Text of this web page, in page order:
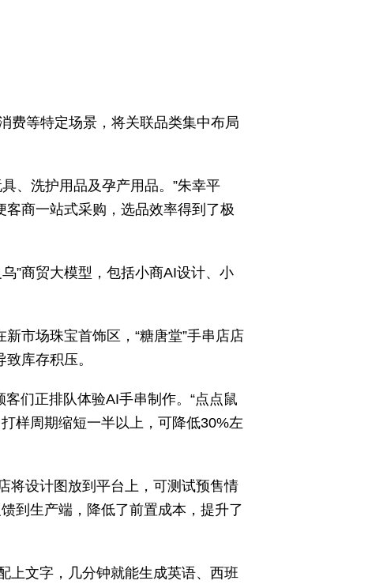
费等特定场景，将关联品类集中布局
、洗护用品及孕产用品。”朱幸平
客商一站式采购，选品效率得到了极
”商贸大模型，包括小商AI设计、小
市场珠宝首饰区，“糖唐堂”手串店店
库存积压。
们正排队体验AI手串制作。“点点鼠
样周期缩短一半以上，可降低30%左
将设计图放到平台上，可测试预售情
到生产端，降低了前置成本，提升了
上文字，几分钟就能生成英语、西班